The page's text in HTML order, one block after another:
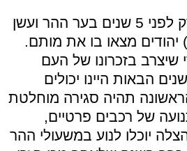
וזה מצער. משום שרק לפני 5 שנים בער ההר ועשן
לאחר ש45 (!!!) יהודים מצאו בו את מותם.
שיצרב בזכרונו של העם
הבאות היינו יכולים
תהיה סגירה מוחלטת
של רכבים פרטיים,
יוכלו לנוע במשעולי ההר